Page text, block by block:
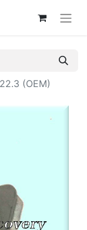
(OEM)